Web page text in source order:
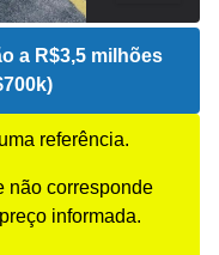
a R$3,5 milhões
referência.
não corresponde
informada.